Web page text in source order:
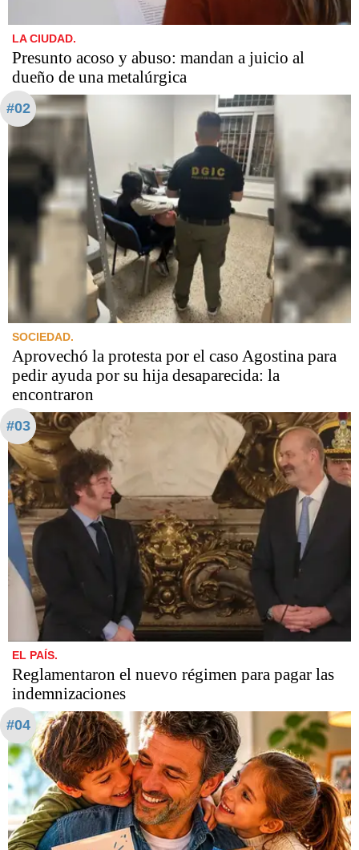
LA CIUDAD.
Presunto acoso y abuso: mandan a juicio al
dueño de una metalúrgica
#02
SOCIEDAD.
Aprovechó la protesta por el caso Agostina para
pedir ayuda por su hija desaparecida: la
encontraron
#03
EL PAÍS.
Reglamentaron el nuevo régimen para pagar las
indemnizaciones
#04